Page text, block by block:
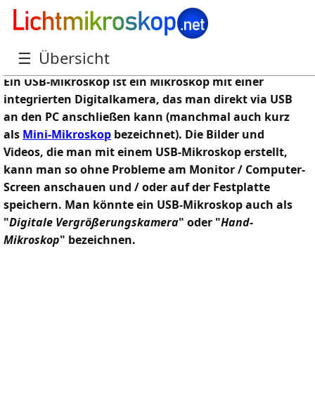
☰ Übersicht
Was ist ein USB-Mikroskop?
Ein USB-Mikroskop ist ein Mikroskop mit einer
integrierten Digitalkamera, das man direkt via USB
an den PC anschließen kann (manchmal auch kurz
als Mini-Mikroskop bezeichnet). Die Bilder und
Videos, die man mit einem USB-Mikroskop erstellt,
kann man so ohne Probleme am Monitor / Computer-
Screen anschauen und / oder auf der Festplatte
speichern. Man könnte ein USB-Mikroskop auch als
"Digitale Vergrößerungskamera" oder "Hand-
Mikroskop" bezeichnen.